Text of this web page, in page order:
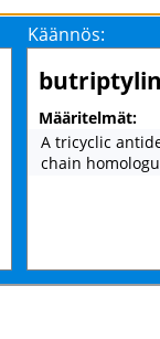
Käännös:
Määritelmät:
A tricyclic
chain